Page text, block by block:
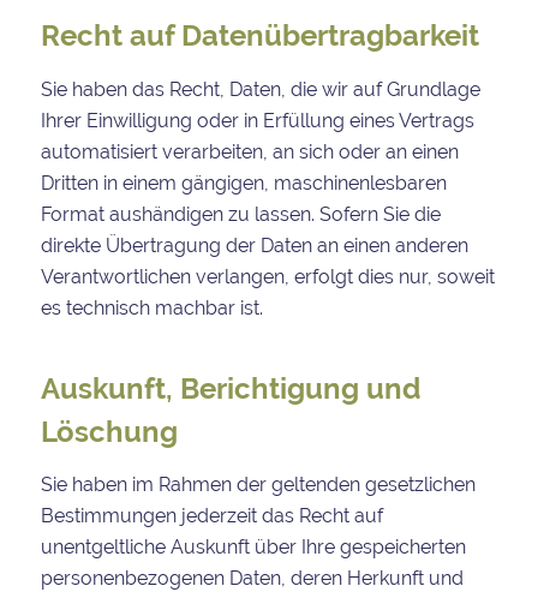
Recht auf Daten­übertrag­barkeit
Sie haben das Recht, Daten, die wir auf Grundlage
Ihrer Einwilligung oder in Erfüllung eines Vertrags
automatisiert verarbeiten, an sich oder an einen
Dritten in einem gängigen, maschinenlesbaren
Format aushändigen zu lassen. Sofern Sie die
direkte Übertragung der Daten an einen anderen
Verantwortlichen verlangen, erfolgt dies nur, soweit
es technisch machbar ist.
Auskunft, Berichtigung und
Löschung
Sie haben im Rahmen der geltenden gesetzlichen
Bestimmungen jederzeit das Recht auf
unentgeltliche Auskunft über Ihre gespeicherten
personenbezogenen Daten, deren Herkunft und